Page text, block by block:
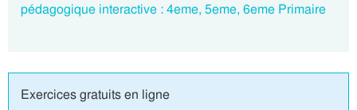
pédagogique interactive : 4eme, 5eme, 6eme Primaire
Exercices gratuits en ligne